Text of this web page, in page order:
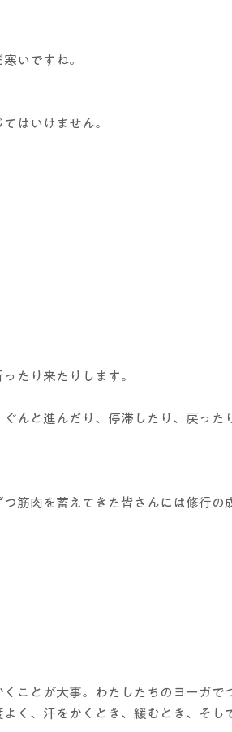
いですね。
はいけません。
たり来たりします。
んと進んだり、停滞したり、戻った
筋肉を蓄えてきた皆さんには修行の
ことが大事。わたしたちのヨーガで
く、汗をかくとき、緩むとき、そし